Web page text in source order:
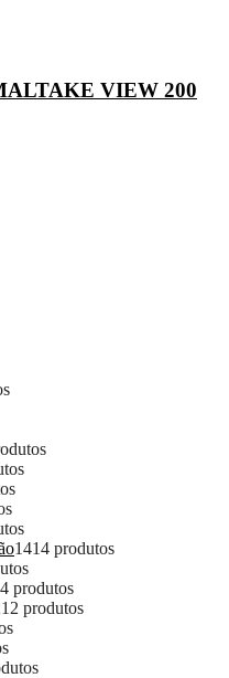
VIEW 200
1414 produtos
produtos
12 produtos